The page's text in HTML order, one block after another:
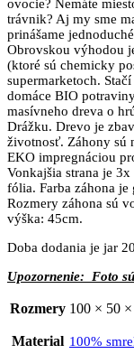
ovocie? Nemáte
trávnik? Aj my sme
prinášame
Obrovskou výhodou
(ktoré sú chemicky
supermarketoch.
domáce BIO
masívneho dreva o
Drážku. Drevo je
životnosť. Záhony sú
EKO impregnáciou
Vonkajšia strana je
fólia. Farba záhona je
Rozmery záhona sú
výška: 45cm.
Doba dodania je jar
Upozornenie: Foto
Rozmery 100 × 50
Material 100%